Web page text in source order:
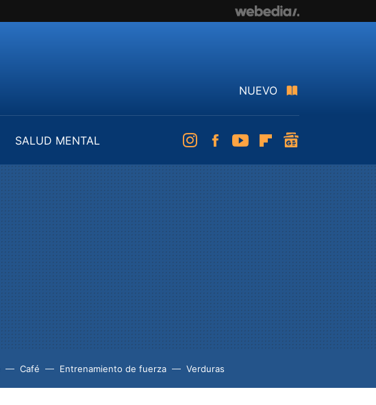
NUEVO
SALUD MENTAL
InstagramFacebookYoutubeFlipboard
Café Entrenamiento de fuerza Verduras